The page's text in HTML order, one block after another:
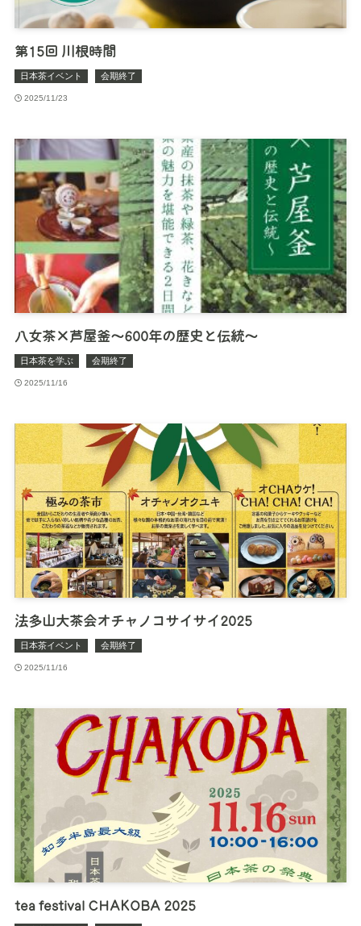
第15回 川根時間
日本茶イベント 会期終了
2025/11/23
八女茶×芦屋釜～600年の歴史と伝統～
日本茶を学ぶ 会期終了
2025/11/16
法多山大茶会オチャノコサイサイ2025
日本茶イベント 会期終了
2025/11/16
tea festival CHAKOBA 2025